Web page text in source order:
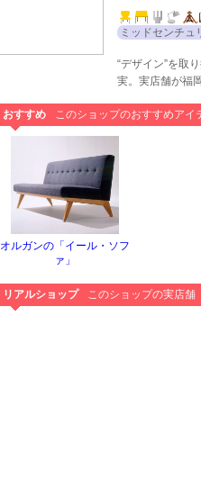
ミッドセンチュ
“デザイン”を取
実。実店舗が福
おすすめ このショップのおすすめアイ
オルガンの「イール・ソフ
ァ」
リアルショップ このショップの実店舗